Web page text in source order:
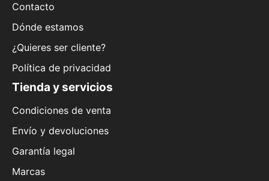
Contacto
Dónde estamos
¿Quieres ser cliente?
Política de privacidad
Tienda y servicios
Condiciones de venta
Envío y devoluciones
Garantía legal
Marcas